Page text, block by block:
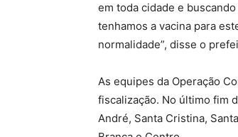
em toda cidade e
tenhamos a vacina para
normalidade”, disse o
As equipes da Operação
fiscalização. No último fim
André, Santa Cristina,